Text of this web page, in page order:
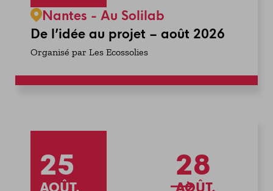
Nantes - Au Solilab
De l’idée au projet – août 2026
Organisé par Les Ecossolies
25 28